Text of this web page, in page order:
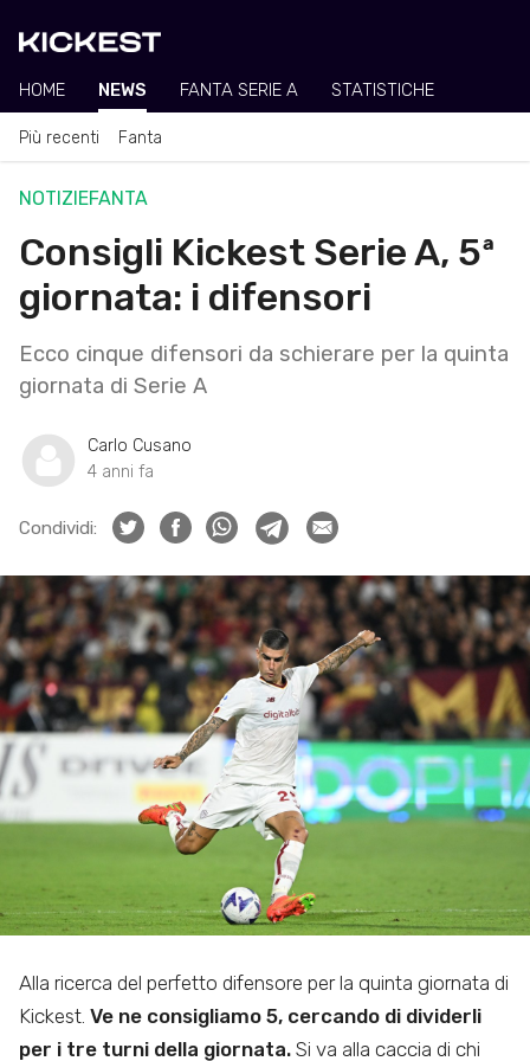
HOME NEWS FANTA SERIE A STATISTICHE
Più recenti Fanta
NOTIZIEFANTA
Consigli Kickest Serie A, 5ª
giornata: i difensori
Ecco cinque difensori da schierare per la quinta
giornata di Serie A
Carlo Cusano
4 anni fa
Condividi:
Alla ricerca del perfetto difensore per la quinta giornata di
Kickest. Ve ne consigliamo 5, cercando di dividerli
per i tre turni della giornata. Si va alla caccia di chi